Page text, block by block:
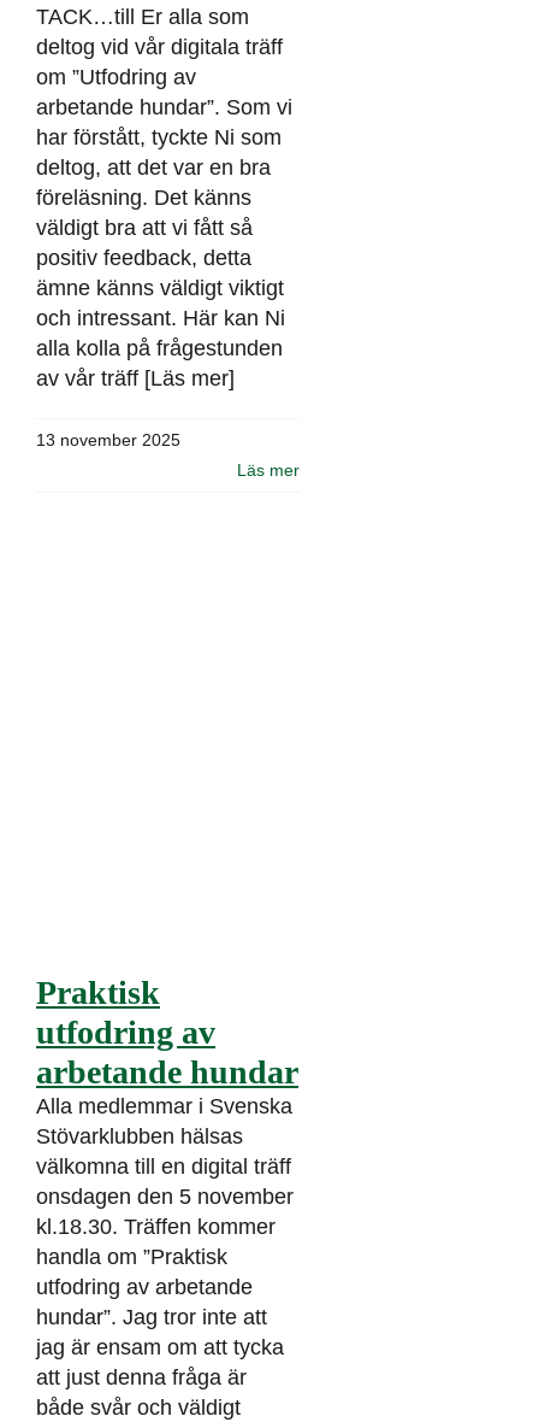
TACK…till Er alla som
deltog vid vår digitala träff
om ”Utfodring av
arbetande hundar”. Som vi
har förstått, tyckte Ni som
deltog, att det var en bra
föreläsning. Det känns
väldigt bra att vi fått så
positiv feedback, detta
ämne känns väldigt viktigt
och intressant. Här kan Ni
alla kolla på frågestunden
av vår träff [Läs mer]
13 november 2025
Läs mer
Praktisk
utfodring av
arbetande hundar
Alla medlemmar i Svenska
Stövarklubben hälsas
välkomna till en digital träff
onsdagen den 5 november
kl.18.30. Träffen kommer
handla om ”Praktisk
utfodring av arbetande
hundar”. Jag tror inte att
jag är ensam om att tycka
att just denna fråga är
både svår och väldigt